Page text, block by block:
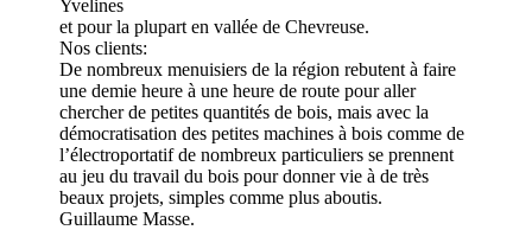
Yvelines
et pour la plupart en vallée de Chevreuse.
Nos clients:
De nombreux menuisiers de la région rebutent à faire
une demie heure à une heure de route pour aller
chercher de petites quantités de bois, mais avec la
démocratisation des petites machines à bois comme de
l’électroportatif de nombreux particuliers se prennent
au jeu du travail du bois pour donner vie à de très
beaux projets, simples comme plus aboutis.
Guillaume Masse.